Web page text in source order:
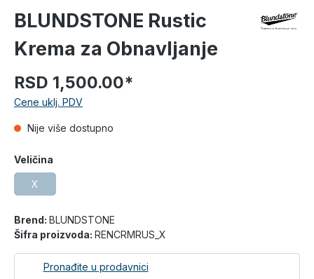
BLUNDSTONE Rustic
Krema za Obnavljanje
RSD 1,500.00*
Cene uklj. PDV
Nije više dostupno
Veličina
X
Brend: BLUNDSTONE
Šifra proizvoda: RENCRMRUS_X
Pronađite u prodavnici